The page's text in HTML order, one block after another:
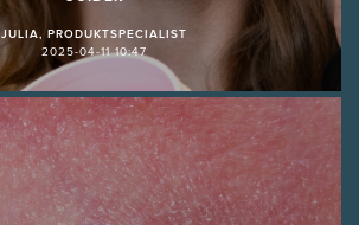
JULIA, PRODUKTSPECIALIST
2025-04-11 10:47